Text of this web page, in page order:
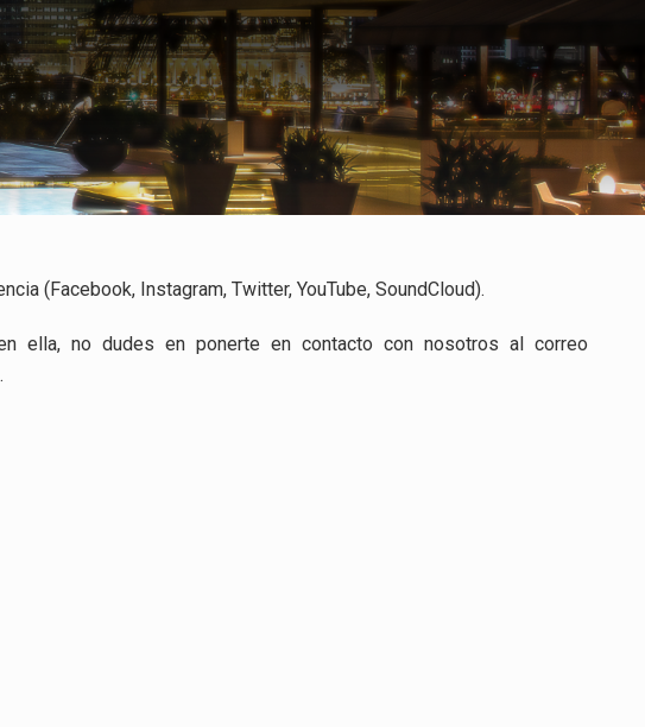
(Facebook, Instagram, Twitter, YouTube, SoundCloud).
ella, no dudes en ponerte en contacto con nosotros al correo